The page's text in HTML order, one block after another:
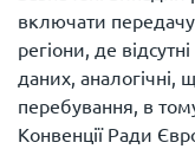
включати
регіони, де
даних, аналогічні,
перебування, в
Конвенції Ради